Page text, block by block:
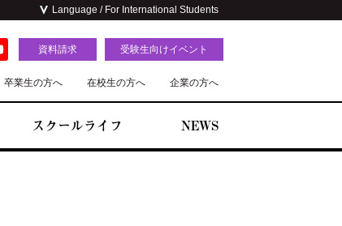
Language / For International Students
資料請求 受験生向けイベント
スクールライフ NEWS
卒業生の方へ 在校生の方へ 企業の方へ